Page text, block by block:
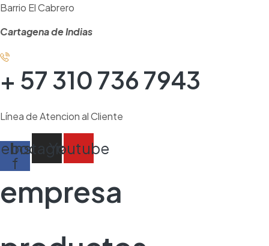
Barrio El Cabrero
Cartagena de Indias
+ 57 310 736 7943
Línea de Atencion al Cliente
f
Instagram
Youtube
empresa